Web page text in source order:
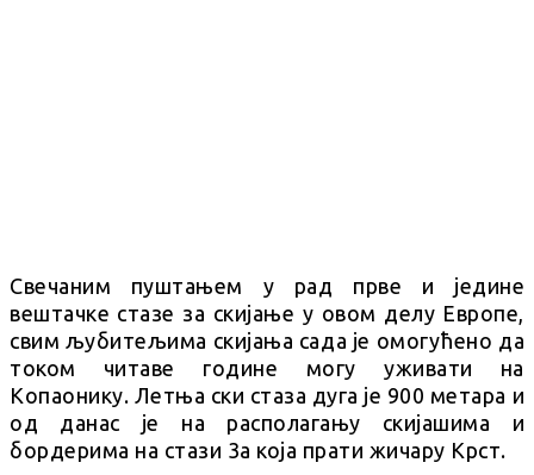
Свечаним пуштањем у рад прве и једине
вештачке стазе за скијање у овом делу Европе,
свим љубитељима скијања сада је омогућено да
током читаве године могу уживати на
Копаонику. Летња ски стаза дуга је 900 метара и
од данас је на располагању скијашима и
бордерима на стази 3а која прати жичару Крст.